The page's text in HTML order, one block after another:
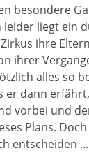
besondere
liegt ein
ihre
ihrer
alles so
er dann
vorbei und
Plans.
entscheiden …